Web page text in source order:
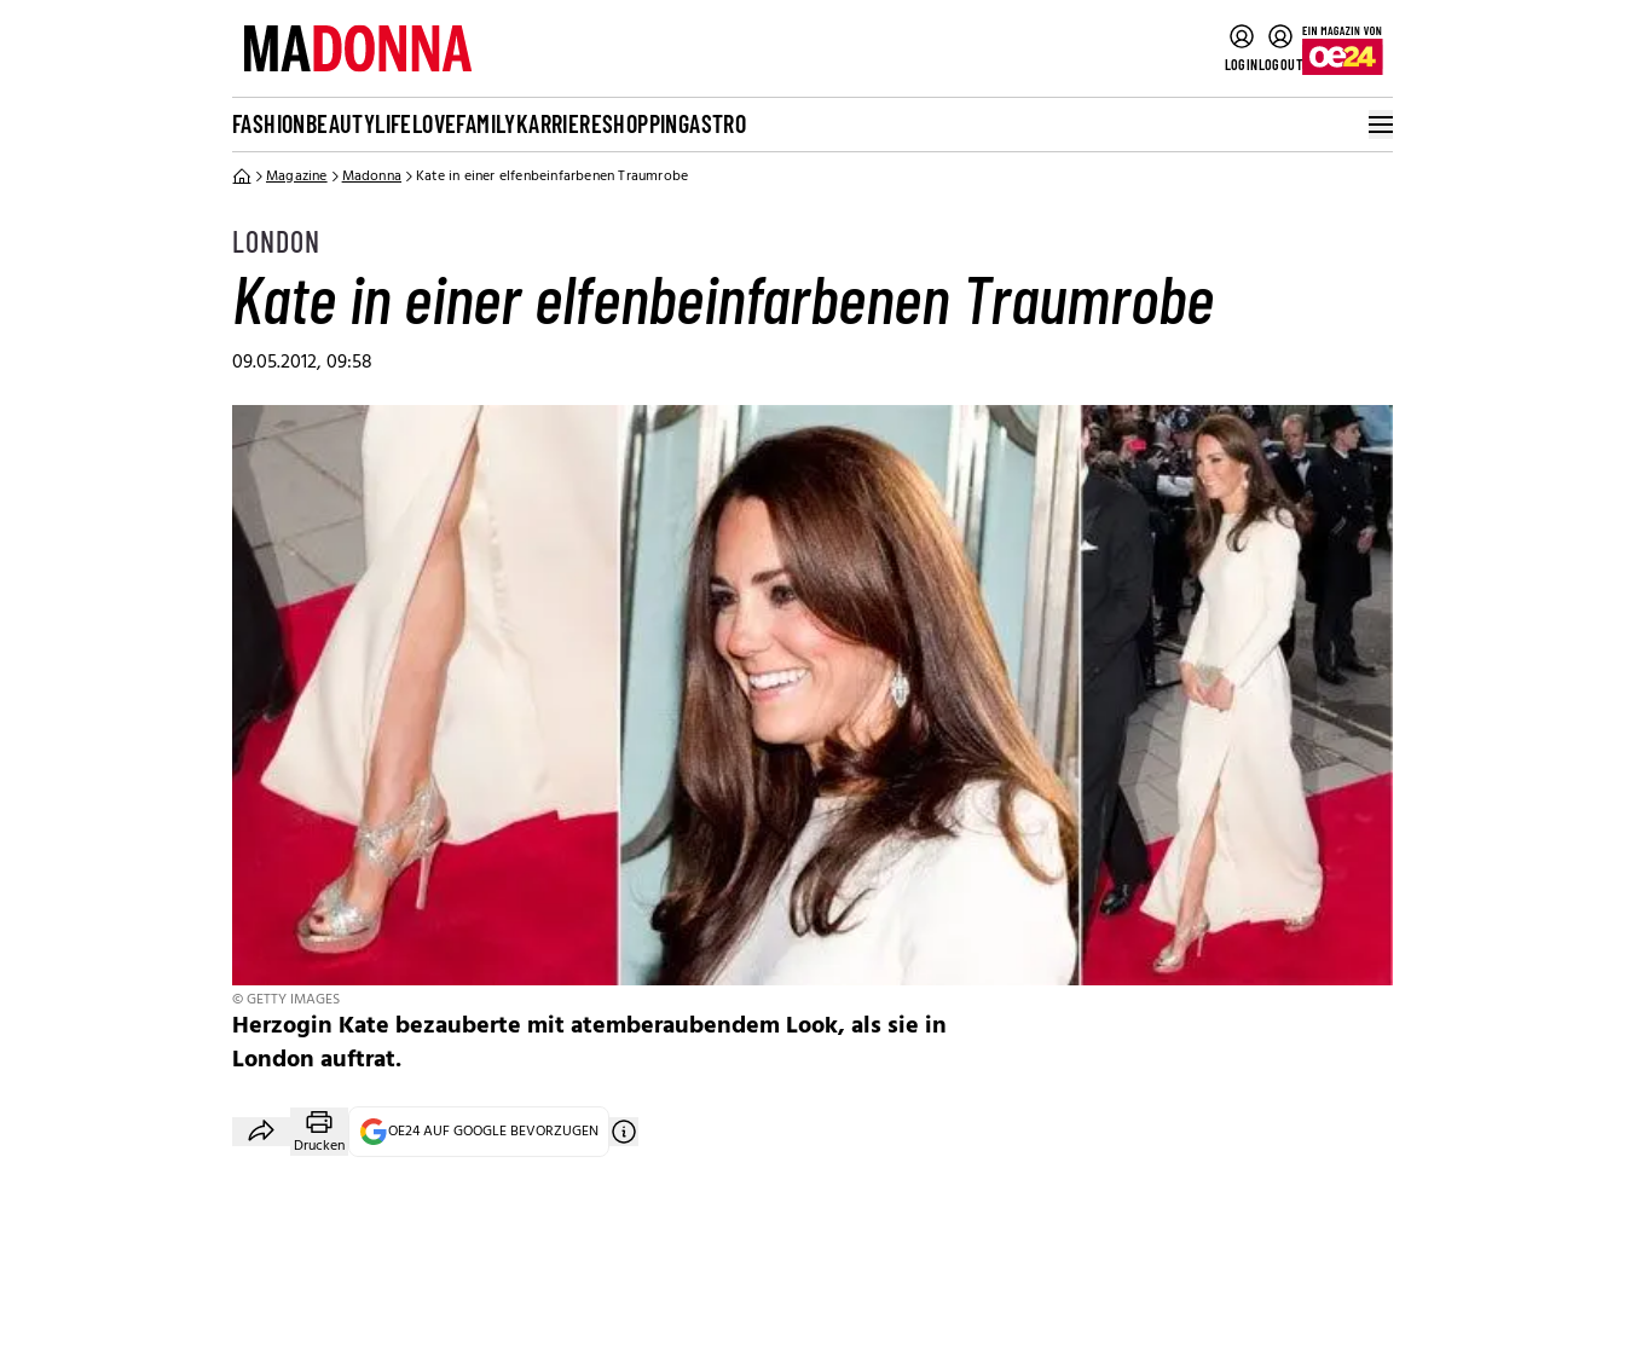
LOGINLOGOUT
FASHIONBEAUTYLIFELOVEFAMILYKARRIERESHOPPINGASTRO
Magazine Madonna Kate in einer elfenbeinfarbenen Traumrobe
LONDON
Kate in einer elfenbeinfarbenen Traumrobe
09.05.2012, 09:58
© GETTY IMAGES
Herzogin Kate bezauberte mit atemberaubendem Look, als sie in
London auftrat.
Drucken
OE24 AUF GOOGLE BEVORZUGEN